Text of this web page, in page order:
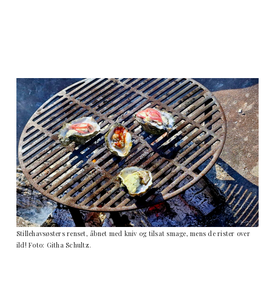
Stillehavsøsters renset, åbnet med kniv og tilsat smage, mens de rister over
ild! Foto: Githa Schultz.